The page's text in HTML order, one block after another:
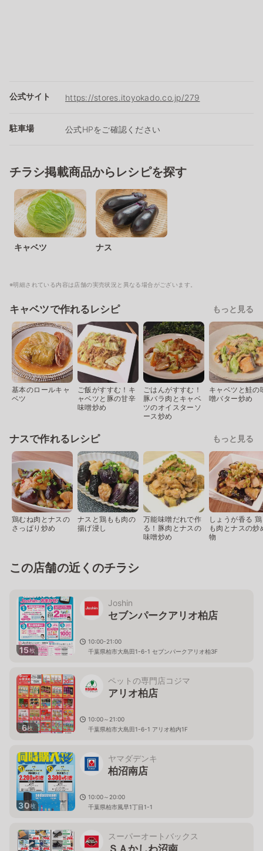
公式サイト https://stores.itoyokado.co.jp/279
駐車場 公式HPをご確認ください
チラシ掲載商品からレシピを探す
キャベツ ナス
※明細されている内容は店舗の実売状況と異なる場合がございます。
キャベツで作れるレシピ もっと見る
基本のロールキャ
ベツ
ご飯がすすむ！キ
ャベツと豚の甘辛
味噌炒め
ごはんがすすむ！
豚バラ肉とキャベ
ツのオイスターソ
ース炒め
キャベツと鮭の
噌バター炒め
ナスで作れるレシピ もっと見る
鶏むね肉とナスの
さっぱり炒め
ナスと鶏もも肉の
揚げ浸し
万能味噌だれで作
る！豚肉とナスの
味噌炒め
しょうが香る
も肉とナスの炒
物
この店舗の近くのチラシ
15枚
Joshin
セブンパークアリオ柏店
10:00-21:00
千葉県柏市大島田1-6-1 セブンパークアリオ柏3F
6枚
ペットの専門店コジマ
アリオ柏店
10:00～21:00
千葉県柏市大島田1-6-1 アリオ柏内1F
30枚
ヤマダデンキ
柏沼南店
10:00～20:00
千葉県柏市風早1丁目1-1
スーパーオートバックス
ＳＡかしわ沼南